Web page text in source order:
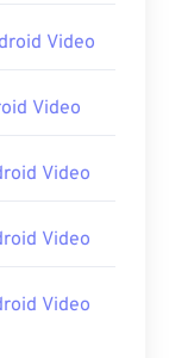
Video
Video
Video
Video
Video